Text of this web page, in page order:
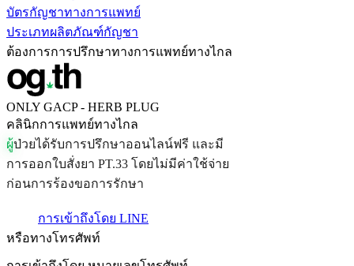
บัตรกัญชาทางการแพทย์
ประเภทผลิตภัณฑ์กัญชา
ต้องการการปรึกษาทางการแพทย์ทางไกล
ONLY GACP - HERB PLUG
คลินิกการแพทย์ทางไกล
ผปวยไดรบการปรกษาออนไลนฟร และม
การออกใบสงยา PT.33 โดยไมมคาใชจาย
กอนการรองขอการรกษา
การเข้าถึงโดย LINE
หรือทางโทรศัพท์